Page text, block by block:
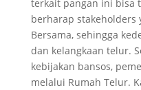
terkait pangan ini bisa
berharap stakeholders
Bersama, sehingga
dan kelangkaan telur.
kebijakan bansos,
melalui Rumah Telur.